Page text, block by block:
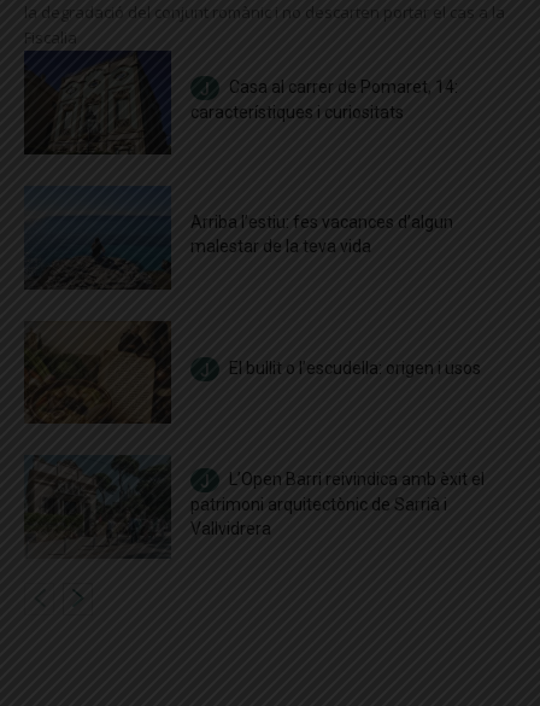
la degradació del conjunt romànic i no descarten portar el cas a la
Fiscalia
Casa al carrer de Pomaret, 14:
característiques i curiositats
Arriba l’estiu: fes vacances d’algun
malestar de la teva vida
El bullit o l’escudella: origen i usos
L’Open Barri reivindica amb èxit el
patrimoni arquitectònic de Sarrià i
Vallvidrera